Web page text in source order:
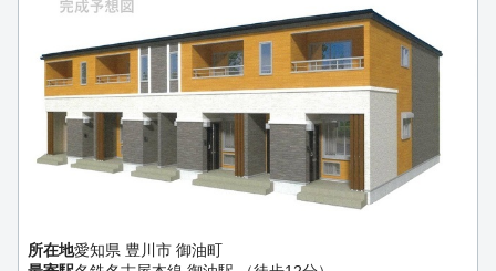
所在地愛知県 豊川市 御油町